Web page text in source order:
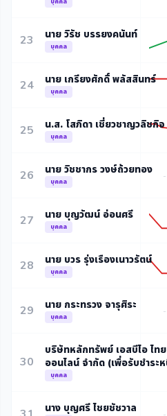
23 นาย วิรัช บรรยงคนันท์
บุคคล
24 นาย เกรียงศักดิ์ พลัสสินทร์
บุคคล
25 น.ส. โสภิดา เชี่ยวชาญวลิชกิจ
บุคคล
26 นาย วิชชากร วงษ์ถ้วยทอง
บุคคล -
27 นาย บุญวัฒน์ อ่อนศรี
บุคคล
28 นาย บวร รุ่งเรืองเนาวรัตน์
บุคคล
29 นาย กระทรวง จารุศิระ
บุคคล -
30
บริษัทหลักทรัพย์ เอสบีไอ ไทย
ออนไลน์ จำกัด (เพื่อรับชำระ
บุคคล
-
นาง บุญศรี ไชยชัชวาล